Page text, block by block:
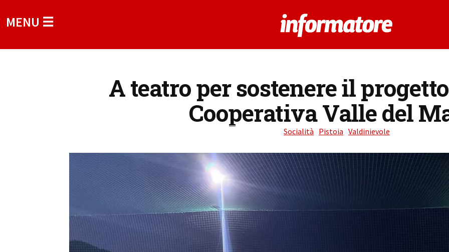
MENU ☰
A teatro per sostenere il
Cooperativa Valle del
Socialità Pistoia Valdinievole